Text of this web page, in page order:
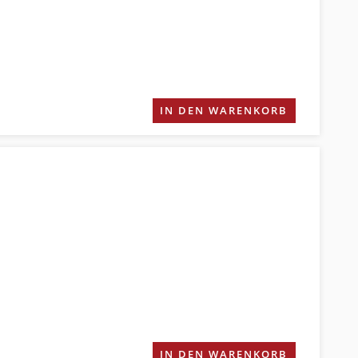
IN DEN WARENKORB
IN DEN WARENKORB